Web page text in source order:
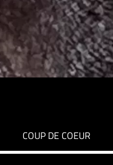
COUP DE COEUR